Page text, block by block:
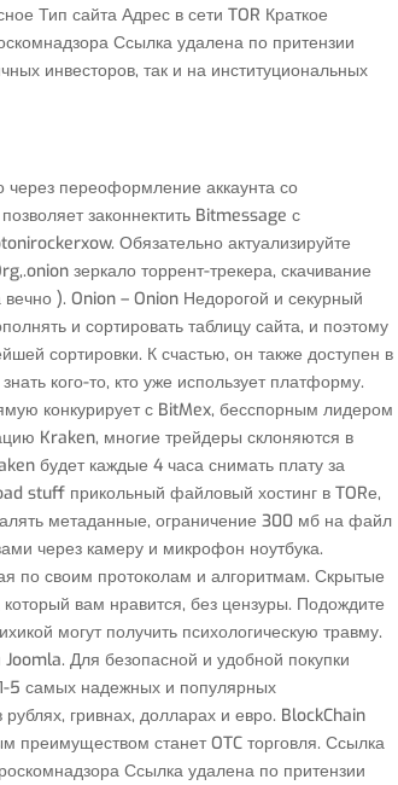
Тип сайта Адрес в сети TOR Краткое
Ссылка удалена по притензии
инвесторов, так и на институциональных
через переоформление аккаунта со
законнектить Bitmessage с
Обязательно актуализируйте
зеркало торрент-трекера, скачивание
). Onion – Onion Недорогой и секурный
и сортировать таблицу сайта, и поэтому
сортировки. К счастью, он также доступен в
кого-то, кто уже использует платформу.
конкурирует с BitMex, бесспорным лидером
Kraken, многие трейдеры склоняются в
будет каждые 4 часа снимать плату за
stuff прикольный файловый хостинг в TORе,
метаданные, ограничение 300 мб на файл
через камеру и микрофон ноутбука.
по своим протоколам и алгоритмам. Скрытые
вам нравится, без цензуры. Подождите
могут получить психологическую травму.
Для безопасной и удобной покупки
5 самых надежных и популярных
гривнах, долларах и евро. BlockChain
преимуществом станет OTC торговля. Ссылка
Ссылка удалена по притензии